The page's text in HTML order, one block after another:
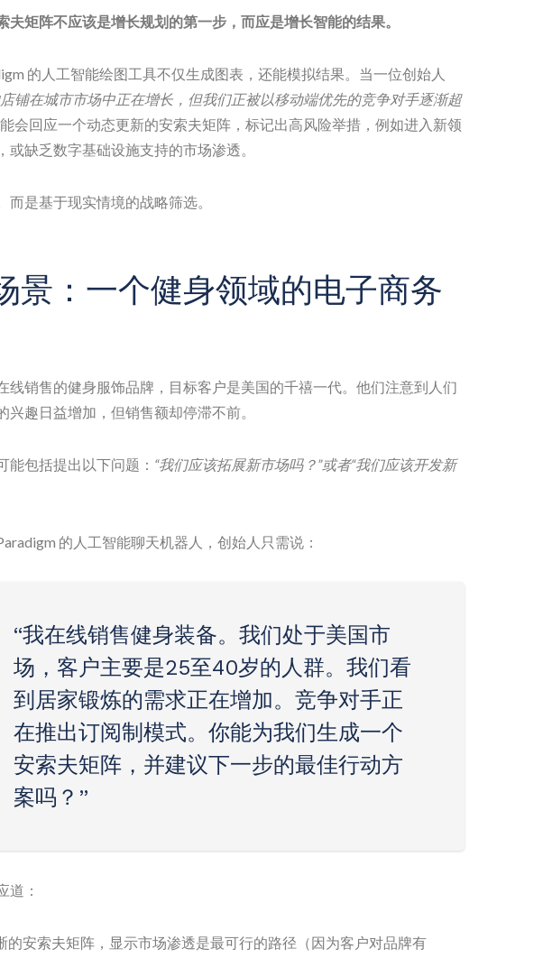
夫矩阵不应该是增长规划的第一步，而应是增长智能的结果。
的人工智能绘图工具不仅生成图表，还能模拟结果。当一位创始人
店铺在城市市场中正在增长，但我们正被以移动端优先的竞争对手逐渐超
会回应一个动态更新的安索夫矩阵，标记出高风险举措，例如进入新领
或缺乏数字基础设施支持的市场渗透。
而是基于现实情境的战略筛选。
景：一个健身领域的电子商务
线销售的健身服饰品牌，目标客户是美国的千禧一代。他们注意到人们
兴趣日益增加，但销售额却停滞不前。
能包括提出以下问题： “我们应该拓展新市场吗？”或者“我们应该开发新
的人工智能聊天机器人，创始人只需说：
“我在线销售健身装备。我们处于美国市
场，客户主要是25至40岁的人群。我们看
到居家锻炼的需求正在增加。竞争对手正
在推出订阅制模式。你能为我们生成一个
安索夫矩阵，并建议下一步的最佳行动方
案吗？”
道：
的安索夫矩阵，显示市场渗透是最可行的路径（因为客户对品牌有